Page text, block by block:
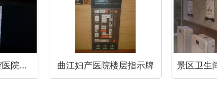
第四军医大学口腔医院索引指示牌 曲江妇产医院楼层指示牌